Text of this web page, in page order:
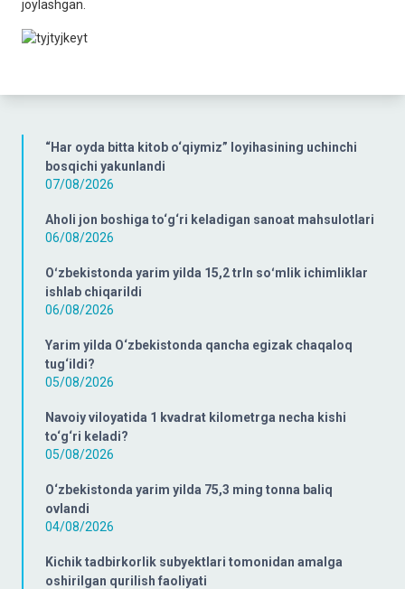
“Har oyda bitta kitob o‘qiymiz” loyihasining uchinchi
bosqichi yakunlandi
07/08/2026
Aholi jon boshiga to‘g‘ri keladigan sanoat mahsulotlari
06/08/2026
Oʻzbekistonda yarim yilda 15,2 trln soʻmlik ichimliklar
ishlab chiqarildi
06/08/2026
Yarim yilda O‘zbekistonda qancha egizak chaqaloq
tug‘ildi?
05/08/2026
Navoiy viloyatida 1 kvadrat kilometrga necha kishi
to‘g‘ri keladi?
05/08/2026
O‘zbekistonda yarim yilda 75,3 ming tonna baliq
ovlandi
04/08/2026
Kichik tadbirkorlik subyektlari tomonidan amalga
oshirilgan qurilish faoliyati
joylashgan.